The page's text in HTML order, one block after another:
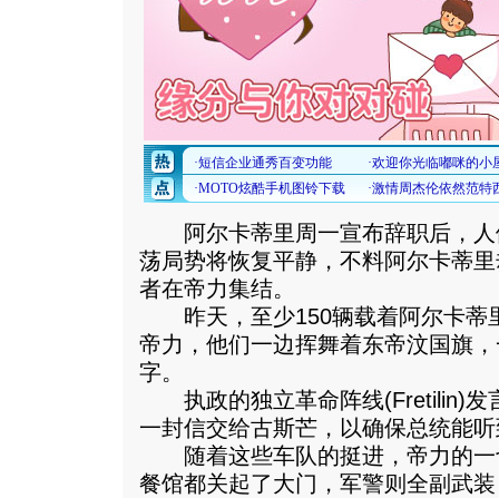
阿尔卡蒂里周一宣布辞职后，人
荡局势将恢复平静，不料阿尔卡蒂
者在帝力集结。
昨天，至少150辆载着阿尔卡蒂
帝力，他们一边挥舞着东帝汶国旗
字。
执政的独立革命阵线(Fretilin)发
一封信交给古斯芒，以确保总统能
随着这些车队的挺进，帝力的一
餐馆都关起了大门，军警则全副武